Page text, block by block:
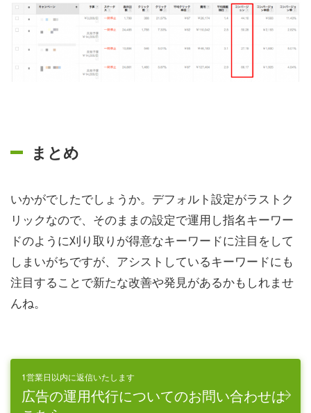
まとめ
いかがでしたでしょうか。デフォルト設定がラストク
リックなので、そのままの設定で運用し指名キーワー
ドのように刈り取りが得意なキーワードに注目をして
しまいがちですが、アシストしているキーワードにも
注目することで新たな改善や発見があるかもしれませ
んね。
1営業日以内に返信いたします
広告の運用代行についてのお問い合わせは